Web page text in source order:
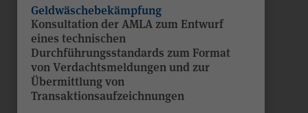
Geldwäschebekämpfung
Konsultation der AMLA zum Entwurf
eines technischen
Durchführungsstandards zum Format
von Verdachtsmeldungen und zur
Übermittlung von
Transaktionsaufzeichnungen